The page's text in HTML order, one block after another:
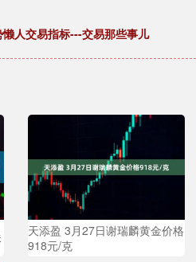
人交易指标---交易那些事儿
天添盈 3月27日谢瑞麟黄金价格
918元/克